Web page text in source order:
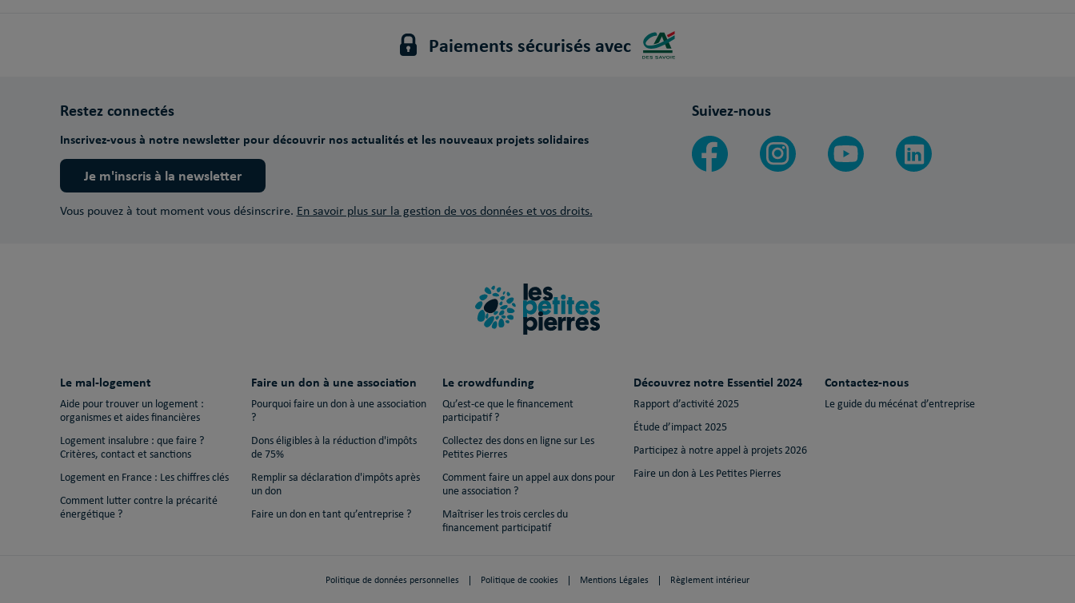
Paiements sécurisés avec
Restez connectés
Inscrivez-vous à notre newsletter pour découvrir nos actualités et les nouveaux projets solidaires
Je m'inscris à la newsletter
Vous pouvez à tout moment vous désinscrire. En savoir plus sur la gestion de vos données et vos droits.
Suivez-nous
Le mal-logement
Aide pour trouver un logement :
organismes et aides financières
Logement insalubre : que faire ?
Critères, contact et sanctions
Logement en France : Les chiffres clés
Comment lutter contre la précarité
énergétique ?
Faire un don à une association
Pourquoi faire un don à une association
?
Dons éligibles à la réduction d'impôts
de 75%
Remplir sa déclaration d'impôts après
un don
Faire un don en tant qu’entreprise ?
Le crowdfunding
Qu’est-ce que le financement
participatif ?
Collectez des dons en ligne sur Les
Petites Pierres
Comment faire un appel aux dons pour
une association ?
Maîtriser les trois cercles du
financement participatif
Découvrez notre Essentiel 2024
Rapport d’activité 2025
Étude d’impact 2025
Participez à notre appel à projets 2026
Faire un don à Les Petites Pierres
Contactez-nous
Le guide du mécénat d’entreprise
Politique de données personnelles Politique de cookies Mentions Légales Règlement intérieur